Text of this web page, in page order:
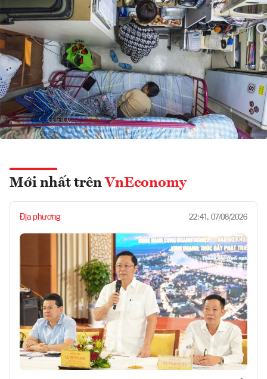
Mới nhất trên VnEconomy
Địa phương 22:41, 07/08/2026